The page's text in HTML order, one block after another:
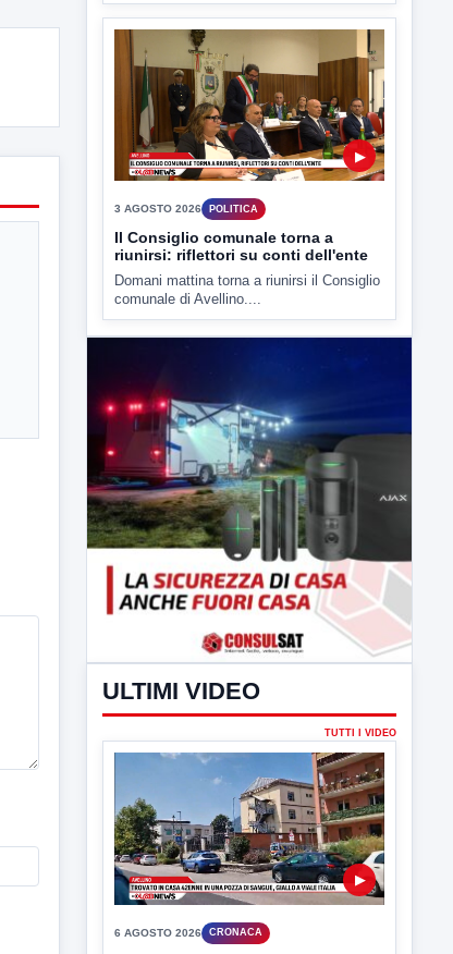
▶
3 AGOSTO 2026 POLITICA
Il Consiglio comunale torna a
riunirsi: riflettori su conti dell'ente
Domani mattina torna a riunirsi il Consiglio
comunale di Avellino....
ULTIMI VIDEO
TUTTI I VIDEO
▶
CRONACA
Trovato in casa 42enne in una
pozza di sangue, giallo a viale Italia
Ritrovato senza vita il corpo di un 42enne
in un...